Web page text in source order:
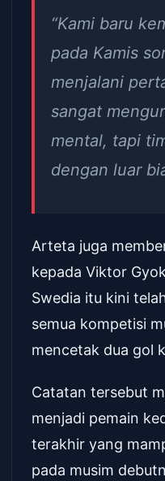
“Kami baru
pada Kamis
menjalani
sangat
mental, tapi
dengan luar
Arteta juga
kepada Viktor
Swedia itu kini
semua kompetisi
mencetak dua gol
Catatan tersebut
menjadi pemain
terakhir yang
pada musim